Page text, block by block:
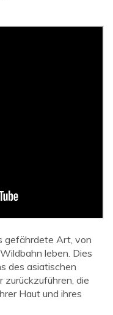
gefährdete Art, von
leben. Dies
des asiatischen
zurückzuführen, die
Haut und ihres